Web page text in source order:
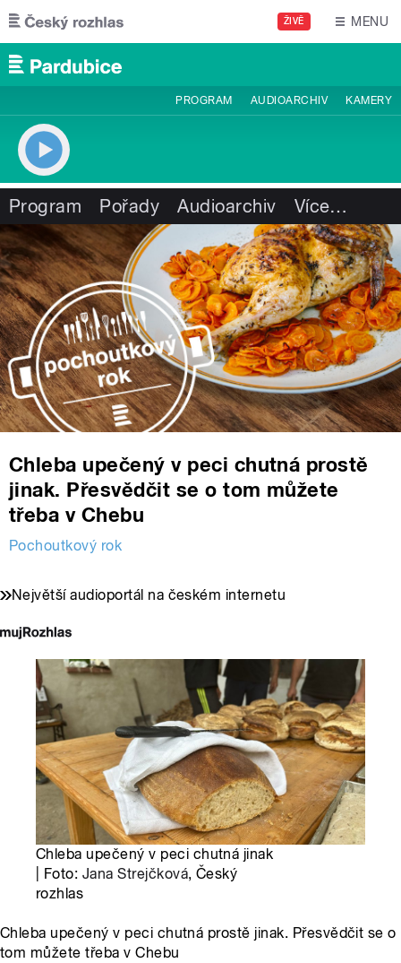
Přejít k hlavnímu obsahu
ŽIVĚ MENU
PROGRAM AUDIOARCHIV KAMERY
Program Pořady Audioarchiv Více…
Chleba upečený v peci chutná prostě
jinak. Přesvědčit se o tom můžete
třeba v Chebu
Pochoutkový rok
Největší audioportál na českém internetu
Chleba upečený v peci chutná jinak
| Foto: Jana Strejčková, Český
rozhlas
Chleba upečený v peci chutná prostě jinak. Přesvědčit se o
tom můžete třeba v Chebu